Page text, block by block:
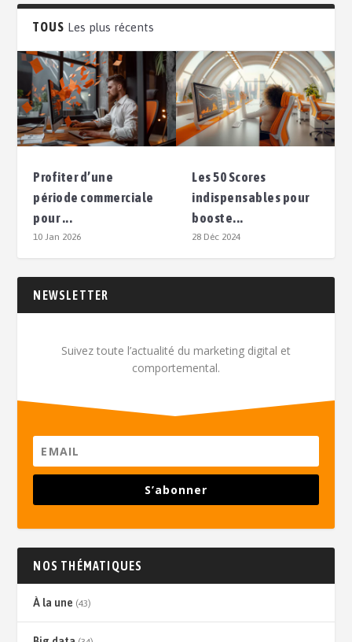
TOUS Les plus récents
Profiter d’une
période commerciale
pour ...
10 Jan 2026
Les 50 Scores
indispensables pour
booste...
28 Déc 2024
NEWSLETTER
Suivez toute l’actualité du marketing digital et
comportemental.
S’abonner
NOS THÉMATIQUES
À la une (43)